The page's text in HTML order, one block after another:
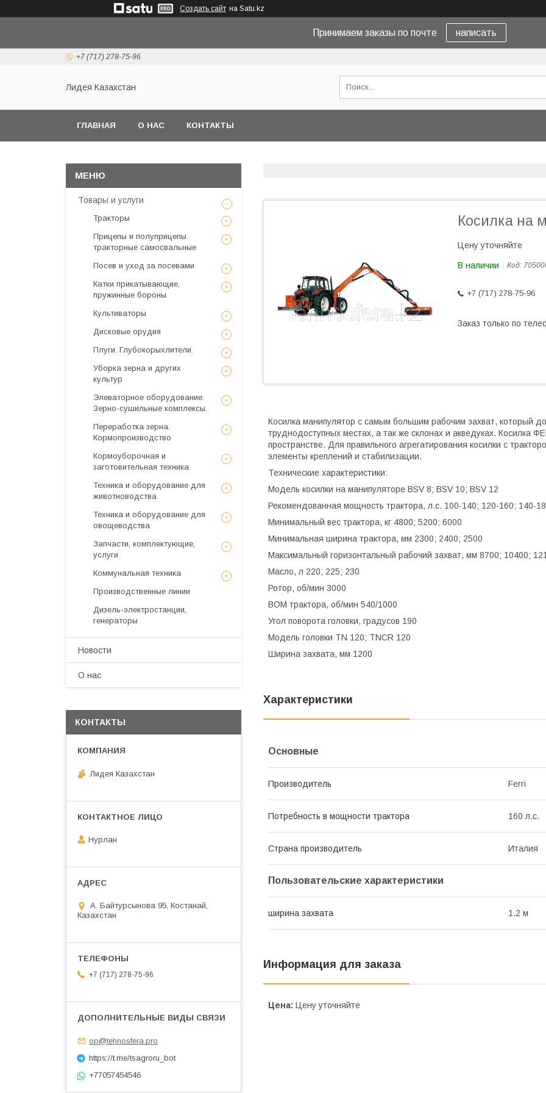
Создать сайт на Satu.kz
Принимаем заказы по почте написать
+7 (717) 278-75-96
Лидея Казахстан
ГЛАВНАЯ О НАС КОНТАКТЫ
Косилка на
Цену уточняйте
В наличии Код:
+7 (717) 278-75-96
Заказ только по
Косилка манипулятор с самым большим рабочим захват, который
труднодоступных местах, а так же склонах и акведуках. Косилка
пространстве. Для правильного агрегатирования косилки с
элементы креплений и стабилизации.
Технические характеристики:
Модель косилки на манипуляторе BSV 8; BSV 10; BSV 12
Рекомендованная мощность трактора, л.с. 100-140; 120-160; 140-
Минимальный вес трактора, кг 4800; 5200; 6000
Минимальная ширина трактора, мм 2300; 2400; 2500
Максимальный горизонтальный рабочий захват, мм 8700; 10400;
Масло, л 220; 225; 230
Ротор, об/мин 3000
ВОМ трактора, об/мин 540/1000
Угол поворота головки, градусов 190
Модель головки TN 120; TNCR 120
Ширина захвата, мм 1200
Характеристики
Основные
Производитель Ferri
Потребность в мощности трактора 160 л.с.
Страна производитель Италия
Пользовательские характеристики
ширина захвата 1.2 м
Информация для заказа
Цена: Цену уточняйте
Товары и услуги
Тракторы
Прицепы и полуприцепы
тракторные самосвальные
Посев и уход за посевами
Катки прикатывающие,
пружинные бороны
Культиваторы
Дисковые орудия
Плуги. Глубокорыхлители.
Уборка зерна и других
культур
Элеваторное оборудование.
Зерно-сушильные комплексы.
Переработка зерна.
Кормопроизводство
Кормоуборочная и
заготовительная техника
Техника и оборудование для
животноводства
Техника и оборудование для
овощеводства
Запчасти, комплектующие,
услуги
Коммунальная техника
Производственные линии
Дизель-электростанции,
генераторы
Новости
О нас
КОНТАКТЫ
Лидея Казахстан
Нурлан
А. Байтурсынова 95, Костанай,
Казахстан
+7 (717) 278-75-96
op@tehnosfera.pro
https://t.me/tsagroru_bot
+77057454546